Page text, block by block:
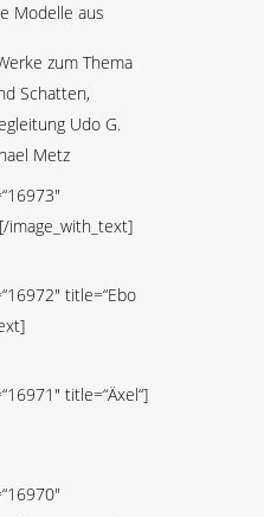
Modelle aus
zum Thema
Schatten,
Udo G.
Metz
image_with_text]
title=“Ebo
title=“Äxel“]